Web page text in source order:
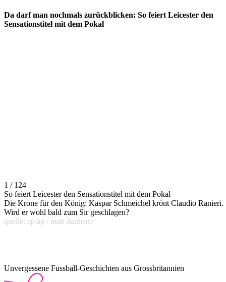
Da darf man nochmals zurückblicken: So feiert Leicester den
Sensationstitel mit dem Pokal
1 / 124
So feiert Leicester den Sensationstitel mit dem Pokal
Die Krone für den König: Kaspar Schmeichel krönt Claudio Ranieri.
Wird er wohl bald zum Sir geschlagen?
quelle: ap/ap / matt dunham
Unvergessene Fussball-Geschichten aus Grossbritannien